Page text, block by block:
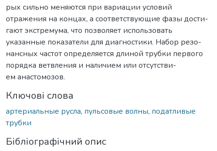
рых сильно меняются при вариации условий
отражения на концах, а соответствующие фазы дости-
гают экстремума, что позволяет использовать
указанные показатели для диагностики. Набор резо-
нансных частот определяется длиной трубки первого
порядка ветвления и наличием или отсутстви-
ем анастомозов.
Ключові слова
артериальные русла, пульсовые волны, податливые
трубки
Бібліографічний опис